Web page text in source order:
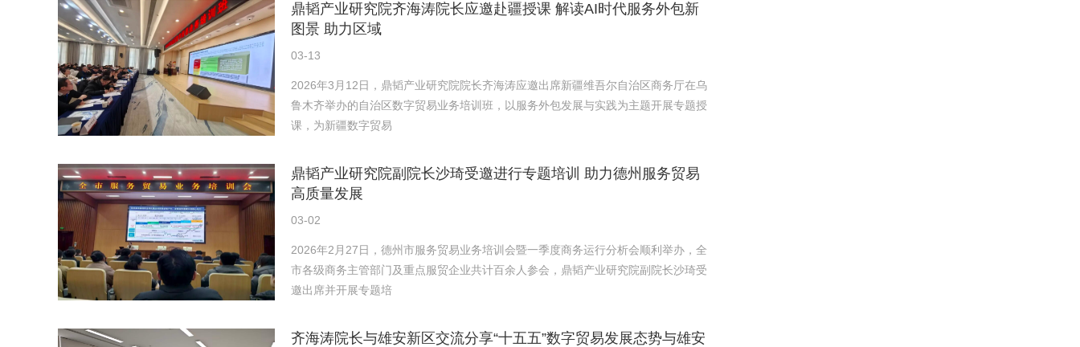
鼎韬产业研究院齐海涛院长应邀赴疆授课 解读AI时代服务外包新
图景 助力区域
03-13
2026年3月12日，鼎韬产业研究院院长齐海涛应邀出席新疆维吾尔自治区商务厅在乌
鲁木齐举办的自治区数字贸易业务培训班，以服务外包发展与实践为主题开展专题授
课，为新疆数字贸易
鼎韬产业研究院副院长沙琦受邀进行专题培训 助力德州服务贸易
高质量发展
03-02
2026年2月27日，德州市服务贸易业务培训会暨一季度商务运行分析会顺利举办，全
市各级商务主管部门及重点服贸企业共计百余人参会，鼎韬产业研究院副院长沙琦受
邀出席并开展专题培
齐海涛院长与雄安新区交流分享“十五五”数字贸易发展态势与雄安